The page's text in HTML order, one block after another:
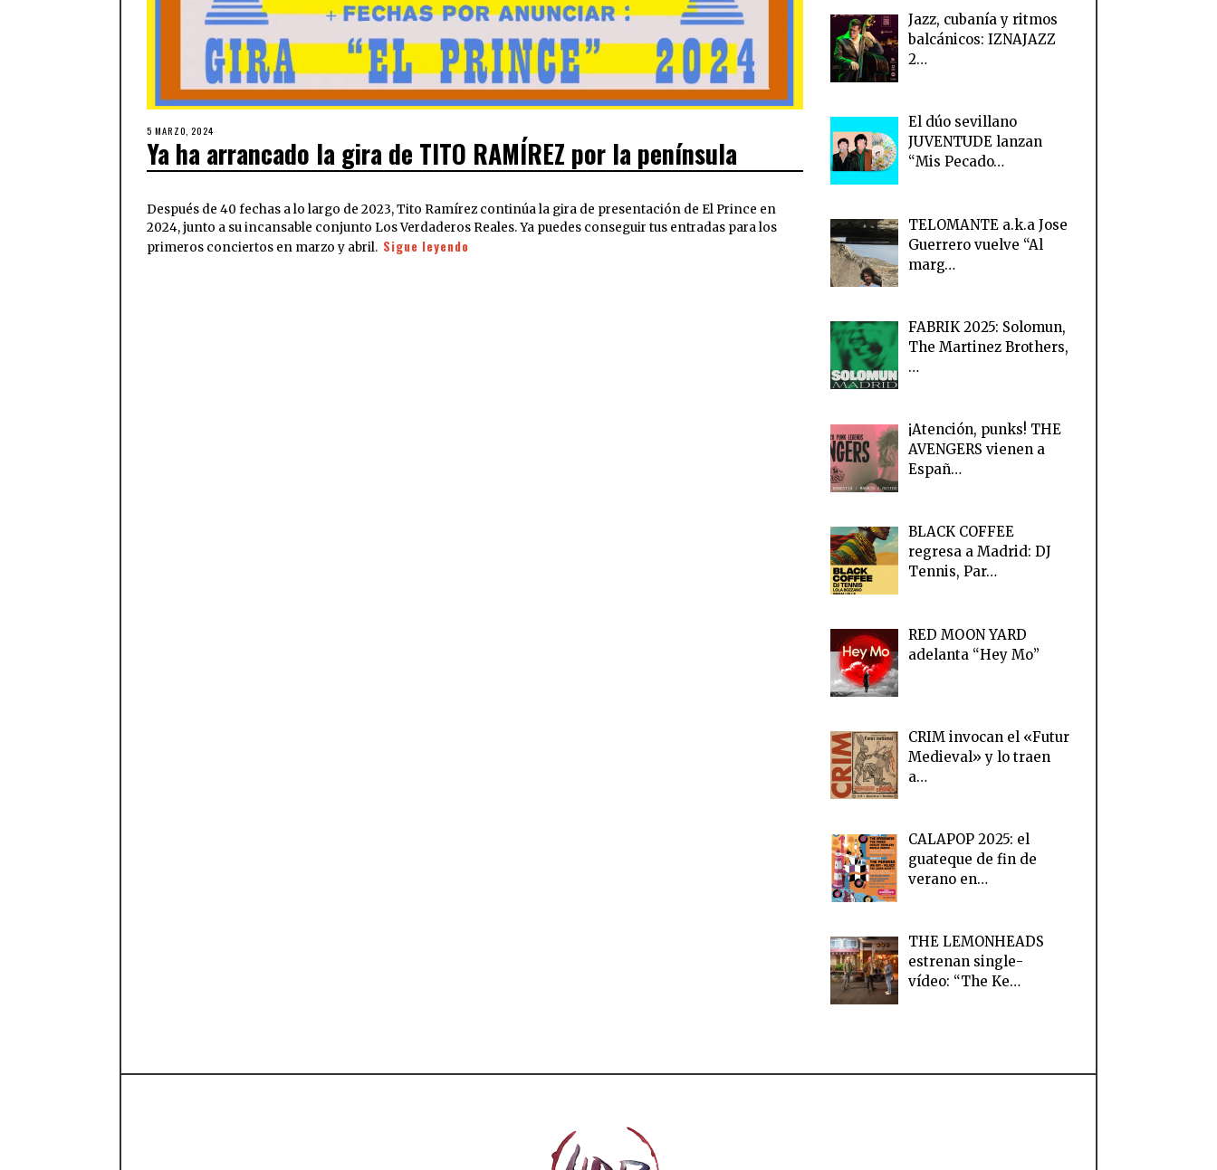
5 MARZO, 2024
Ya ha arrancado la gira de TITO RAMÍREZ por la península
Después de 40 fechas a lo largo de 2023, Tito Ramírez continúa la gira de presentación de El Prince en
2024, junto a su incansable conjunto Los Verdaderos Reales. Ya puedes conseguir tus entradas para los
primeros conciertos en marzo y abril. Sigue leyendo
Jazz, cubanía y ritmos
balcánicos: IZNAJAZZ
2…
El dúo sevillano
JUVENTUDE lanzan
“Mis Pecado…
TELOMANTE a.k.a Jose
Guerrero vuelve “Al
marg…
FABRIK 2025: Solomun,
The Martinez Brothers,
…
¡Atención, punks! THE
AVENGERS vienen a
Españ…
BLACK COFFEE
regresa a Madrid: DJ
Tennis, Par…
RED MOON YARD
adelanta “Hey Mo”
CRIM invocan el «Futur
Medieval» y lo traen
a…
CALAPOP 2025: el
guateque de fin de
verano en…
THE LEMONHEADS
estrenan single-
vídeo: “The Ke…